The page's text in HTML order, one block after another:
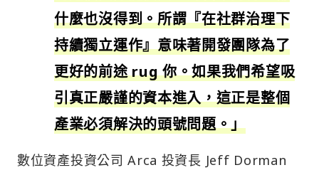
什麼也沒得到。所謂『在社群治理下
持續獨立運作』意味著開發團隊為了
更好的前途 rug 你。如果我們希望吸
引真正嚴謹的資本進入，這正是整個
產業必須解決的頭號問題。」
數位資產投資公司 Arca 投資長 Jeff Dorman